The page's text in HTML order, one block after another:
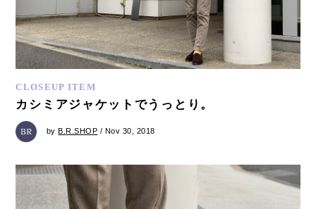
CLOSEUP ITEM
カシミアジャケットでうっとり。
byB.R.SHOP / Nov 30, 2018